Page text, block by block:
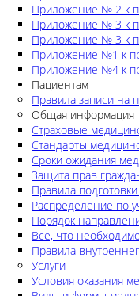
Приложение № 2 к
Приложение № 3 к
Приложение № 3 к
Приложение №1 к
Приложение №4 к
Пациентам
Правила записи на
Общая информация
Страховые
Стандарты
Сроки ожидания
Защита прав
Правила
Распределение по
Порядок
Все, что
Правила
Услуги
Условия оказания